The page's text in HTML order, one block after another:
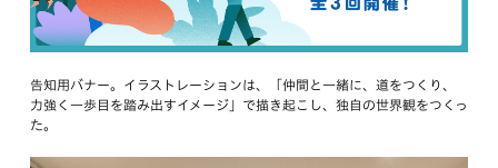
告知用バナー。イラストレーションは、「仲間と一緒に、道をつくり、
力強く一歩目を踏み出すイメージ」で描き起こし、独自の世界観をつくっ
た。